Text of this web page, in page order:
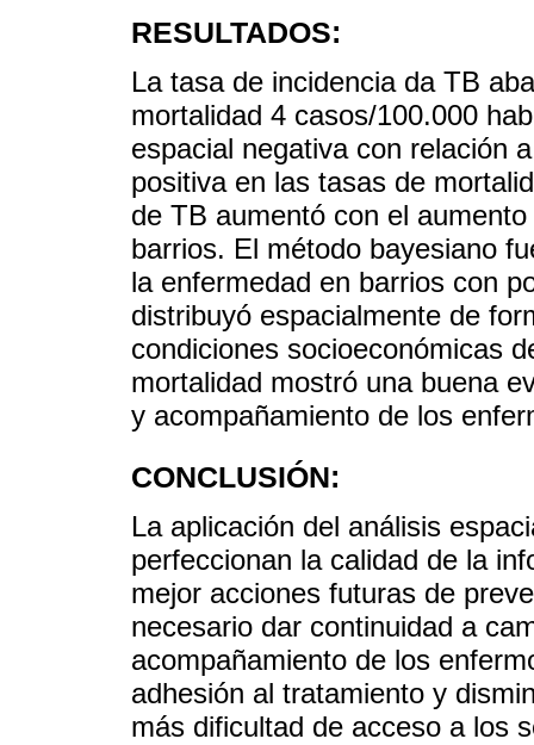
RESULTADOS:
La tasa de incidencia da TB
mortalidad 4 casos/100.000
espacial negativa con relación
positiva en las tasas de
de TB aumentó con el
barrios. El método bayesiano
la enfermedad en barrios con
distribuyó espacialmente de
condiciones socioeconómicas
mortalidad mostró una buena
y acompañamiento de los
CONCLUSIÓN:
La aplicación del análisis
perfeccionan la calidad de la
mejor acciones futuras de
necesario dar continuidad a
acompañamiento de los
adhesión al tratamiento y
más dificultad de acceso a los